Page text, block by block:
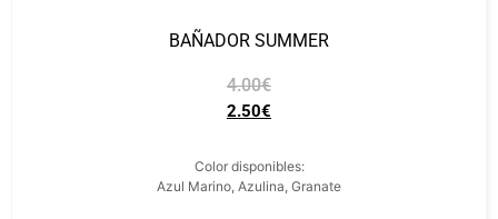
BAÑADOR SUMMER
4.00€
2.50€
Color disponibles:
Azul Marino, Azulina, Granate